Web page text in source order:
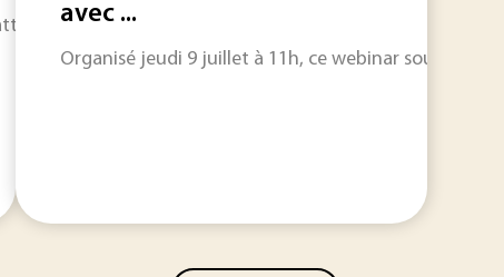
Integrated System) vise au développement d’une
avec ...
Organisé jeudi 9 juillet à 11h, ce webinar souligne